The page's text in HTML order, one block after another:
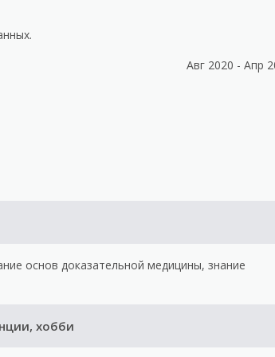
Авг 2020 - Апр
основ доказательной медицины, знание
хобби